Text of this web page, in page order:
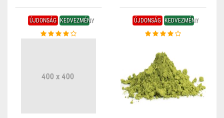
ÚJDONSÁG KEDVEZMÉNY ÚJDONSÁG KEDVEZMÉNY